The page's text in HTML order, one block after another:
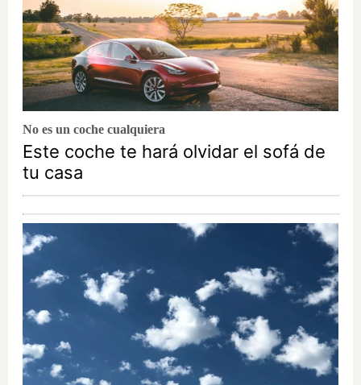
No es un coche cualquiera
Este coche te hará olvidar el sofá de
tu casa